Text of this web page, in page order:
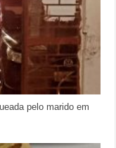
pelo marido em